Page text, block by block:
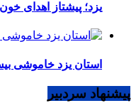
یزد؛ پیشتاز اهدای
استان یزد خاموشی
پیشنهاد سردبیر